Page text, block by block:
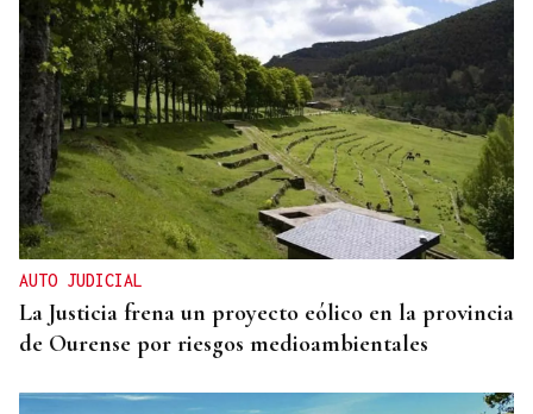
AUTO JUDICIAL
La Justicia frena un proyecto eólico en la provincia
de Ourense por riesgos medioambientales